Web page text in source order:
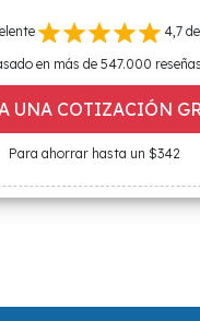
4,7
en más de 547.000 reseñas
UNA COTIZACIÓN
Para ahorrar hasta un $342